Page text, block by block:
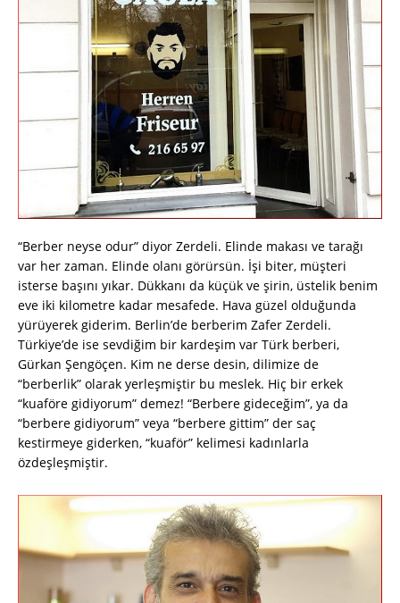
“Berber neyse odur” diyor Zerdeli. Elinde makası ve tarağı
var her zaman. Elinde olanı görürsün. İşi biter, müşteri
isterse başını yıkar. Dükkanı da küçük ve şirin, üstelik benim
eve iki kilometre kadar mesafede. Hava güzel olduğunda
yürüyerek giderim. Berlin’de berberim Zafer Zerdeli.
Türkiye’de ise sevdiğim bir kardeşim var Türk berberi,
Gürkan Şengöçen. Kim ne derse desin, dilimize de
“berberlik” olarak yerleşmiştir bu meslek. Hiç bir erkek
“kuaföre gidiyorum” demez! “Berbere gideceğim”, ya da
“berbere gidiyorum” veya “berbere gittim” der saç
kestirmeye giderken, “kuaför” kelimesi kadınlarla
özdeşleşmiştir.